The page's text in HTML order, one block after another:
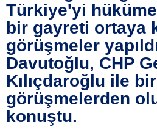
Türkiye'yi
bir gayreti ortaya
görüşmeler
Davutoğlu, CHP
Kılıçdaroğlu ile
görüşmelerden
konuştu.